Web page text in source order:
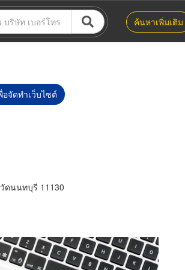
ค้นหาเพิ่มเติม
จัดทำเว็บไซต์
ดนนทบุรี 11130